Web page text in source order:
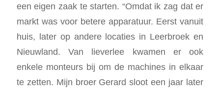
een eigen zaak te starten. “Omdat ik zag dat er
markt was voor betere apparatuur. Eerst vanuit
huis, later op andere locaties in Leerbroek en
Nieuwland. Van lieverlee kwamen er ook
enkele monteurs bij om de machines in elkaar
te zetten. Mijn broer Gerard sloot een jaar later